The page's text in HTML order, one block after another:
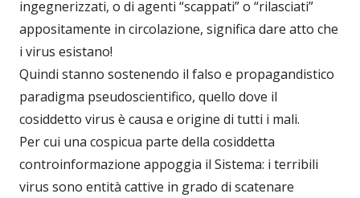
ingegnerizzati, o di agenti “scappati” o “rilasciati”
appositamente in circolazione, significa dare atto che
i virus esistano!
Quindi stanno sostenendo il falso e propagandistico
paradigma pseudoscientifico, quello dove il
cosiddetto virus è causa e origine di tutti i mali.
Per cui una cospicua parte della cosiddetta
controinformazione appoggia il Sistema: i terribili
virus sono entità cattive in grado di scatenare